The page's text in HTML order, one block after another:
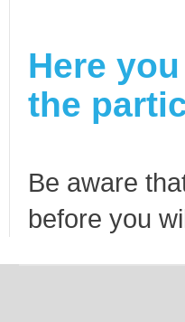
Here
the
Be aware
before you